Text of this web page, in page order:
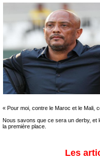
« Pour moi, contre le Maroc et le Mali,
Nous savons que ce sera un derby, et
la première place.
Les